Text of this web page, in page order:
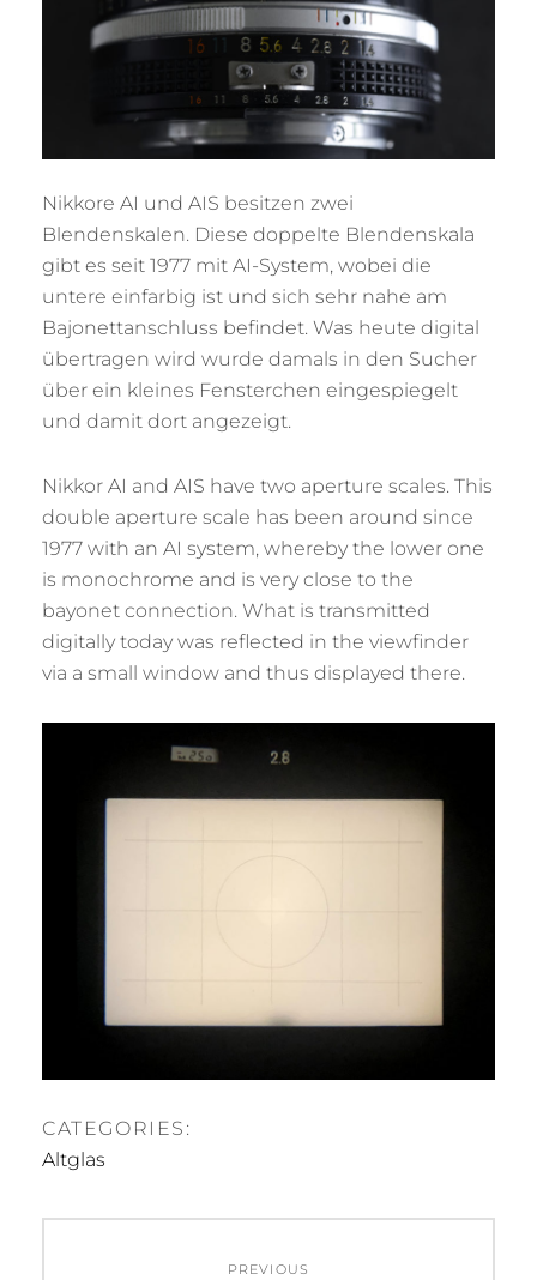
Nikkore AI und AIS besitzen zwei
Blendenskalen. Diese doppelte Blendenskala
gibt es seit 1977 mit AI-System, wobei die
untere einfarbig ist und sich sehr nahe am
Bajonettanschluss befindet. Was heute digital
übertragen wird wurde damals in den Sucher
über ein kleines Fensterchen eingespiegelt
und damit dort angezeigt.
Nikkor AI and AIS have two aperture scales. This
double aperture scale has been around since
1977 with an AI system, whereby the lower one
is monochrome and is very close to the
bayonet connection. What is transmitted
digitally today was reflected in the viewfinder
via a small window and thus displayed there.
CATEGORIES:
Altglas
PREVIOUS